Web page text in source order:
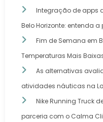
Integração de apps
Belo Horizonte: entenda a
Fim de Semana em
Temperaturas Mais
As alternativas
atividades náuticas na
Nike Running Truck
parceria com o Calma